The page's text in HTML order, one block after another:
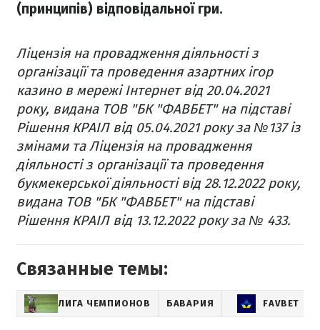
(принципів) відповідальної гри.
Ліцензія на провадження діяльності з
організації та проведення азартних ігор
казино в мережі Інтернет від 20.04.2021
року, видана ТОВ "БК "ФАВБЕТ" на підставі
Рішення КРАІЛ від 05.04.2021 року за №137 із
змінами та Ліцензія на провадження
діяльності з організації та проведення
букмекерської діяльності від 28.12.2022 року,
видана ТОВ "БК "ФАВБЕТ" на підставі
Рішення КРАІЛ від 13.12.2022 року за № 433.
Связанные темы:
ЛИГА ЧЕМПИОНОВ БАВАРИЯ FAVBET